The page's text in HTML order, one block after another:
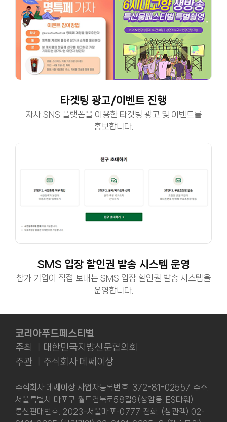
타겟팅 광고/이벤트 진행
자사 SNS 플랫폼을 이용한 타겟팅 광고 및 이벤트를
홍보합니다.
SMS 입장 할인권 발송 시스템 운영
참가 기업이 직접 보내는 SMS 입장 할인권 발송 시스템을
운영합니다.
코리아푸드페스티벌
주최 ㅣ대한민국지방신문협의회
주관 ㅣ주식회사 메쎄이상
주식회사 메쎄이상 사업자등록번호. 372-81-02557 주소.
서울특별시 마포구 월드컵북로58길9(상암동, ES타워)
통신판매번호. 2023-서울마포-0777 전화. (참관객) 02-